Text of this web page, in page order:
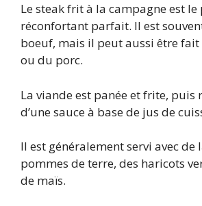
Le steak frit à la campagne est
réconfortant parfait. Il est
boeuf, mais il peut aussi être
ou du porc.
La viande est panée et frite, puis
d’une sauce à base de jus de
Il est généralement servi avec de
pommes de terre, des haricots
de maïs.